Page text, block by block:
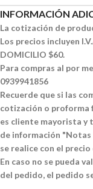
INFORMACIÓN
La cotización de
Los precios incluyen
DOMICILIO $60.
Para compras al por
0939941856
Recuerde que si las
cotización o proforma
es cliente mayorista y
de información
se realice con el
En caso no se pueda
del pedido, el pedido